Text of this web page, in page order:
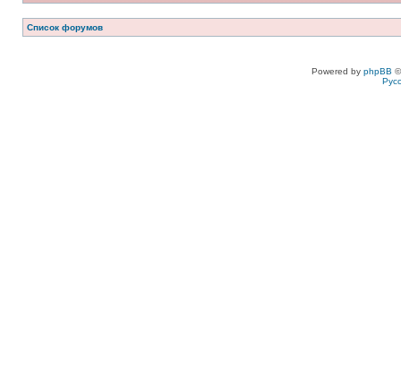
Список форумов
Powered by phpBB